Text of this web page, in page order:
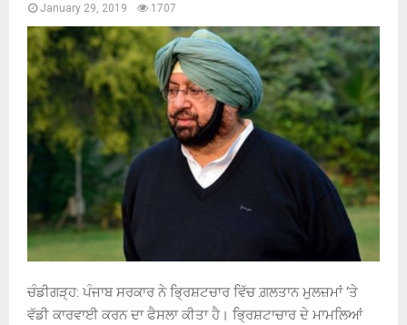
January 29, 2019 1707
ਚੰਡੀਗੜ੍ਹ: ਪੰਜਾਬ ਸਰਕਾਰ ਨੇ ਭ੍ਰਿਸ਼ਟਚਾਰ ਵਿੱਚ ਗ਼ਲਤਾਨ ਮੁਲਜ਼ਮਾਂ ‘ਤੇ
ਵੱਡੀ ਕਾਰਵਾਈ ਕਰਨ ਦਾ ਫੈਸਲਾ ਕੀਤਾ ਹੈ। ਭ੍ਰਿਸ਼ਟਾਚਾਰ ਦੇ ਮਾਮਲਿਆਂ